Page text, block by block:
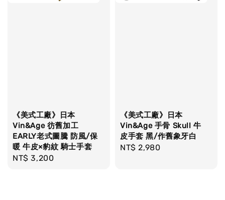
《美式工廠》日本
Vin&Age 彷舊加工
EARLY老式圖騰 防風/保
暖 牛皮×豹紋 騎士手套
Regular
NT$ 3,200
《美式工廠》日本
Vin&Age 手骨 Skull 牛
皮手套 黑/作舊象牙白
Regular
NT$ 2,980